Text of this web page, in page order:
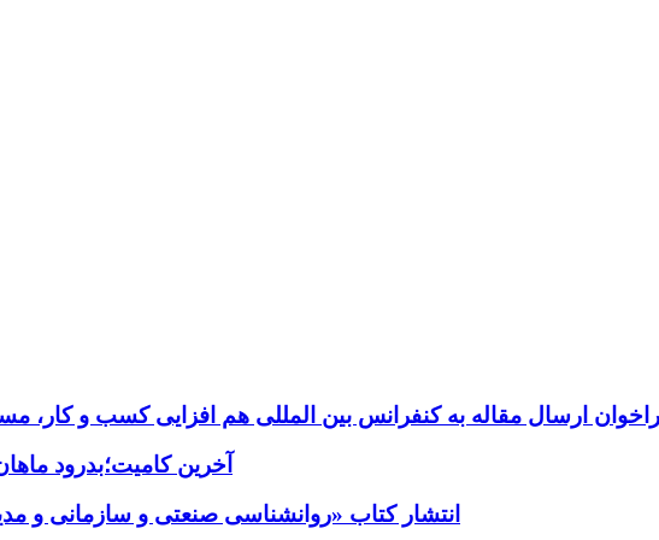
ارسال مقاله به کنفرانس بین المللی هم افزایی کسب و کار،
آخرین کامیت؛بدرود ماهان
انتشار کتاب «روانشناسی صنعتی و سازمانی و